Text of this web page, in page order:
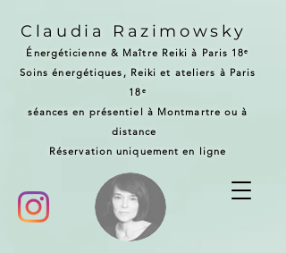
Claudia Razimowsky
Énergéticienne & Maître Reiki à Paris 18ᵉ
Soins énergétiques, Reiki et ateliers à Paris
18ᵉ
séances en présentiel à Montmartre ou à
distance
Réservation uniquement en ligne